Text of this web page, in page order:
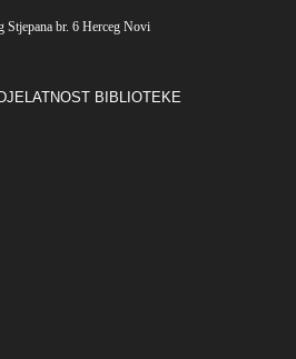
Stjepana br. 6 Herceg Novi
BIBLIOTEKE